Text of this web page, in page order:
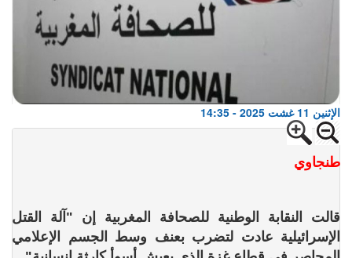
الإثنين 11 غشت 2025 - 14:35
طنجاوي
قالت النقابة الوطنية للصحافة المغربية إن "آلة القتل
الإسرائيلية عادت لتضرب بعنف وسط الجسم الإعلامي